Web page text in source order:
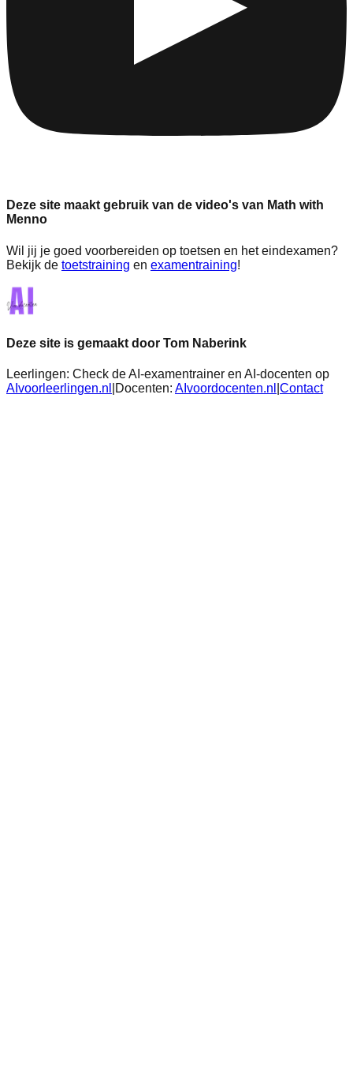
Deze site maakt gebruik van de video's van Math with
Menno
Wil jij je goed voorbereiden op toetsen en het eindexamen?
Bekijk de toetstraining en examentraining!
Deze site is gemaakt door Tom Naberink
Leerlingen: Check de AI-examentrainer en AI-docenten op
AIvoorleerlingen.nl
Docenten: AIvoordocenten.nl Contact